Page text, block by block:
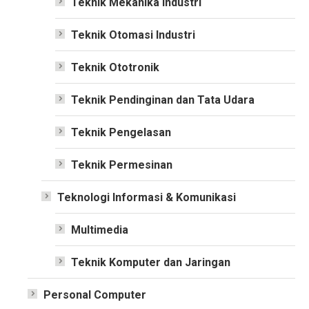
Teknik Otomasi Industri
Teknik Ototronik
Teknik Pendinginan dan Tata Udara
Teknik Pengelasan
Teknik Permesinan
Teknologi Informasi & Komunikasi
Multimedia
Teknik Komputer dan Jaringan
Personal Computer